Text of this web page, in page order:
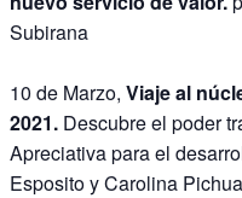
Subirana
10 de Marzo, Viaje al
2021. Descubre el poder
Apreciativa para el
Esposito y Carolina